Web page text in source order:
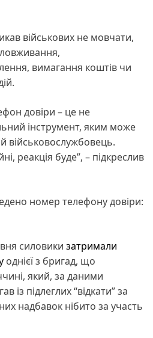
військових не мовчати,
вимагання коштів чи
довіри – це не
інструмент, яким може
військовослужбовець.
реакція буде”, – підкреслив
номер телефону довіри:
силовики затримали
однієї з бригад, що
який, за даними
із підлеглих “відкати” за
надбавок нібито за участь